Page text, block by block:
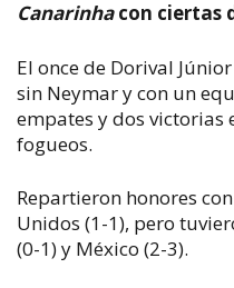
Canarinhacon ciertas
El once de Dorival
sin Neymar y con un
empates y dos victorias
fogueos.
Repartieron honores
Unidos (1-1), pero
(0-1) y México (2-3).